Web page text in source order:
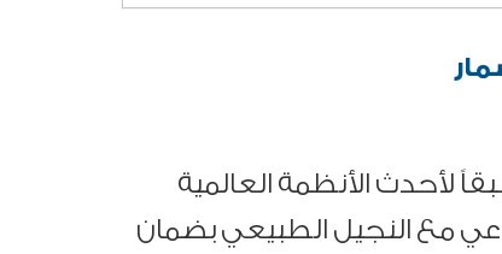
لأحدث الأنظمة العالمية
مع النجيل الطبيعي بضمان